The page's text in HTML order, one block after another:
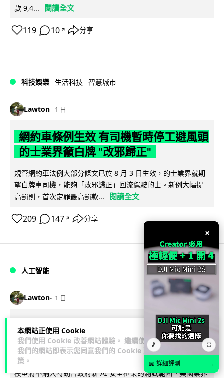
本網站正使用 Cookie
我們使用 Cookie 改善網站體驗。 繼續使用
我們的網站即表示您同意我們的 Cookie 政
策 。
款 9,4...
閱讀全文
119 10 ↗ 分享
科技娛樂 生活科技 智慧城市
Lawton 1 日
網約車條例生效 有司機暫時停工避風頭
的士業界籲白牌 "改邪歸正"
規管網約車法例大部分條文已於 8 月 3 日生效，的士業界就期
望白牌車司機，能夠「改邪歸正」回流駕駛的士。新例大幅提
高罰則，首次定罪最高罰款...
閱讀全文
209 147 ↗ 分享
人工智能
Lawton 1 日
白宮拒測中國開放 AI 模型 業界質疑安
全框架選擇性執行
彭博社報道，白宮通知美國頂尖 AI 公司，中國開發的開放權重
模型將不納入特朗普政府新 AI 安全框架的測試範圍。美國業界
×
🎵 ⛶
📖 詳細評測 →